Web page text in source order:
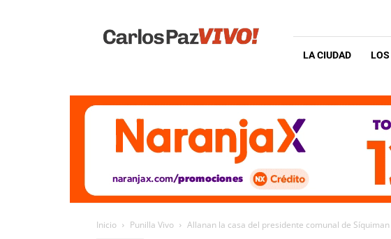
Vivo
LA CIUDAD LOS
Inicio Punilla Vivo Allanan la casa del presidente comunal de